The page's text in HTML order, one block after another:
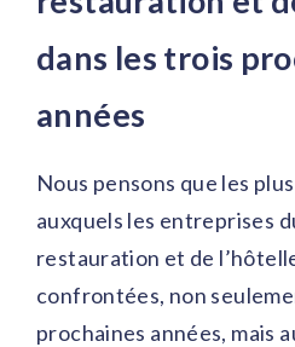
dans les trois
années
Nous pensons que les
auxquels les entreprises
restauration et de
confrontées, non
prochaines années, mais